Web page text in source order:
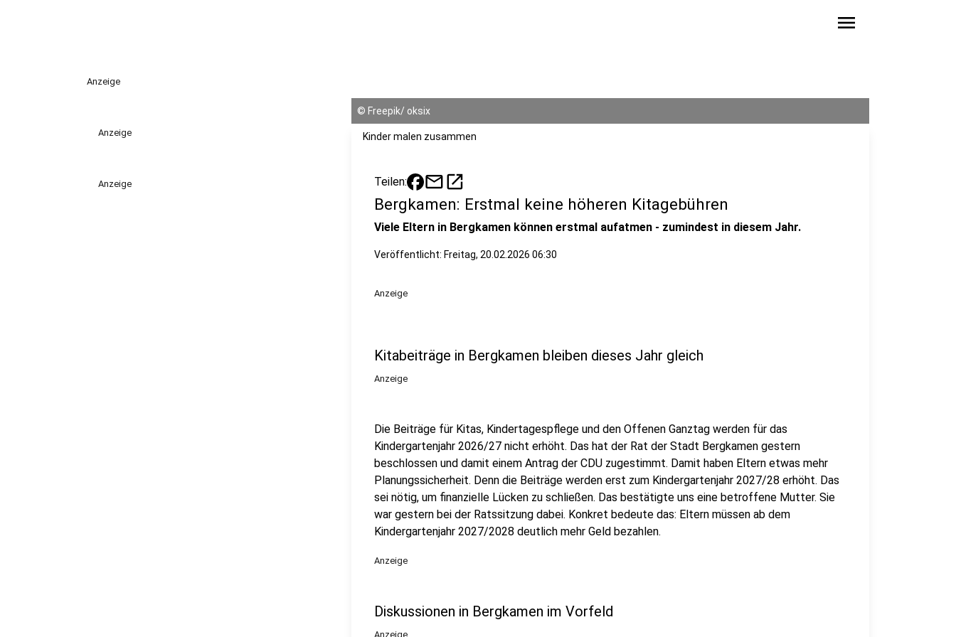
menu
Anzeige
Anzeige
Anzeige
© Freepik/ oksix
Kinder malen zusammen
Teilen: mailopen_in_new
Bergkamen: Erstmal keine höheren Kitagebühren
Viele Eltern in Bergkamen können erstmal aufatmen - zumindest in diesem Jahr.
Veröffentlicht: Freitag, 20.02.2026 06:30
Anzeige
Kitabeiträge in Bergkamen bleiben dieses Jahr gleich
Anzeige
Die Beiträge für Kitas, Kindertagespflege und den Offenen Ganztag werden für das
Kindergartenjahr 2026/27 nicht erhöht. Das hat der Rat der Stadt Bergkamen gestern
beschlossen und damit einem Antrag der CDU zugestimmt. Damit haben Eltern etwas mehr
Planungssicherheit. Denn die Beiträge werden erst zum Kindergartenjahr 2027/28 erhöht. Das
sei nötig, um finanzielle Lücken zu schließen. Das bestätigte uns eine betroffene Mutter. Sie
war gestern bei der Ratssitzung dabei. Konkret bedeute das: Eltern müssen ab dem
Kindergartenjahr 2027/2028 deutlich mehr Geld bezahlen.
Anzeige
Diskussionen in Bergkamen im Vorfeld
Anzeige